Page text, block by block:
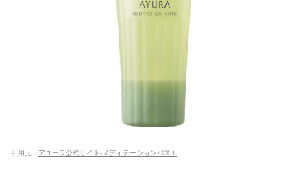
引用元： アユーラ公式サイト-メディテーションバスｔ